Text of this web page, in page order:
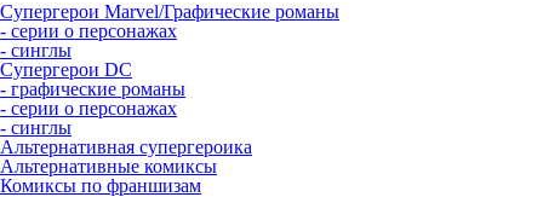
Супергерои Marvel/Графические романы
- серии о персонажах
- синглы
Супергерои DC
- графические романы
- серии о персонажах
- синглы
Альтернативная супергероика
Альтернативные комиксы
Комиксы по франшизам